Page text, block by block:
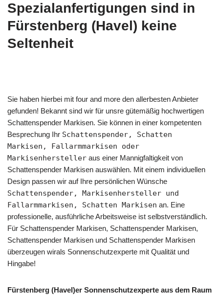
Spezialanfertigungen sind in
Fürstenberg (Havel) keine
Seltenheit
Sie haben hierbei mit four and more den allerbesten Anbieter
gefunden! Bekannt sind wir für unsre gütemäßig hochwertigen
Schattenspender Markisen. Sie können in einer kompetenten
Besprechung Ihr Schattenspender, Schatten
Markisen, Fallarmmarkisen oder
Markisenhersteller aus einer Mannigfaltigkeit von
Schattenspender Markisen auswählen. Mit einem individuellen
Design passen wir auf Ihre persönlichen Wünsche
Schattenspender, Markisenhersteller und
Fallarmmarkisen, Schatten Markisen an. Eine
professionelle, ausführliche Arbeitsweise ist selbstverständlich.
Für Schattenspender Markisen, Schattenspender Markisen,
Schattenspender Markisen und Schattenspender Markisen
überzeugen wirals Sonnenschutzexperte mit Qualität und
Hingabe!
Fürstenberg (Havel)er Sonnenschutzexperte aus dem Raum